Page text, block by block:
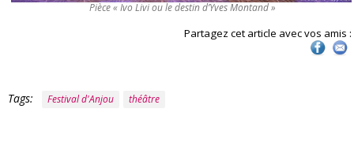
Pièce « Ivo Livi ou le destin d’Yves Montand »
Partagez cet article avec vos amis :
Tags: Festival d'Anjou théâtre